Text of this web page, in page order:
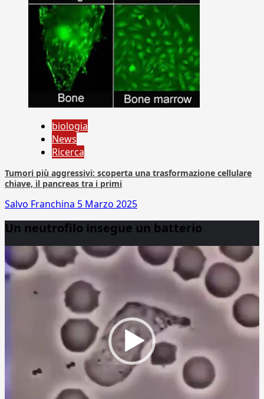
biologia
News
Ricerca
Tumori più aggressivi: scoperta una trasformazione cellulare
chiave, il pancreas tra i primi
Salvo Franchina 5 Marzo 2025
Un neutrofilo insegue un batterio
Player